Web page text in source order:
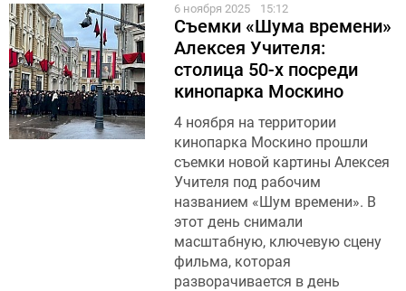
6 ноября 2025 15:12
Съемки «Шума времени»
Алексея Учителя:
столица 50-х посреди
кинопарка Москино
4 ноября на территории
кинопарка Москино прошли
съемки новой картины Алексея
Учителя под рабочим
названием «Шум времени». В
этот день снимали
масштабную, ключевую сцену
фильма, которая
разворачивается в день